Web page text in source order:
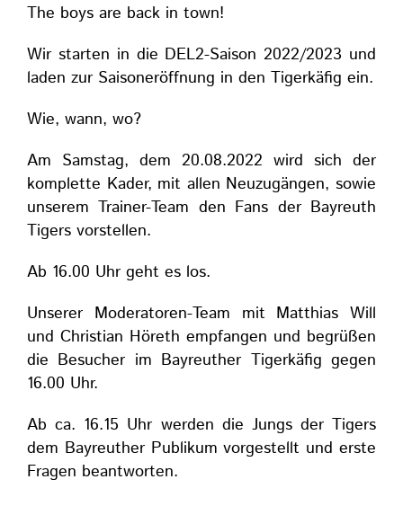
The boys are back in town!
Wir starten in die DEL2-Saison 2022/2023 und
laden zur Saisoneröffnung in den Tigerkäfig ein.
Wie, wann, wo?
Am Samstag, dem 20.08.2022 wird sich der
komplette Kader, mit allen Neuzugängen, sowie
unserem Trainer-Team den Fans der Bayreuth
Tigers vorstellen.
Ab 16.00 Uhr geht es los.
Unserer Moderatoren-Team mit Matthias Will
und Christian Höreth empfangen und begrüßen
die Besucher im Bayreuther Tigerkäfig gegen
16.00 Uhr.
Ab ca. 16.15 Uhr werden die Jungs der Tigers
dem Bayreuther Publikum vorgestellt und erste
Fragen beantworten.